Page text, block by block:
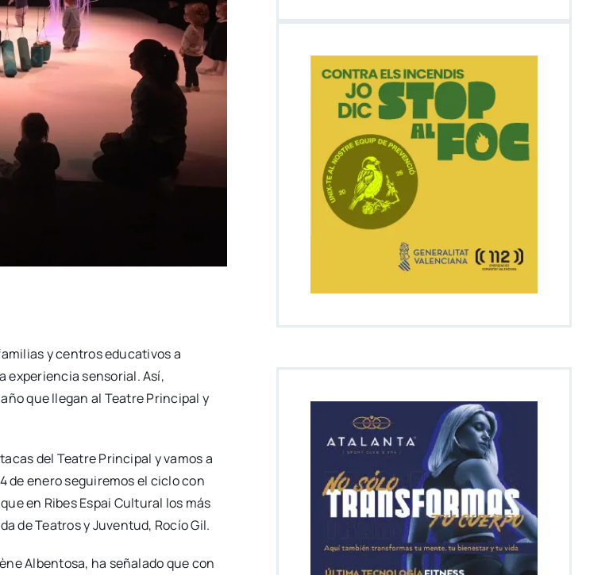
y cen­tros edu­ca­ti­vos a
expe­rien­cia sen­so­rial. Así,
que lle­gan al Tea­tre Prin­ci­pal y
del Tea­tre Prin­ci­pal y vamos a
de enero segui­re­mos el ciclo con
en Ribes Espai Cul­tu­ral los más
de Tea­tros y Juven­tud, Rocío Gil.
Alben­to­sa, ha seña­la­do que con